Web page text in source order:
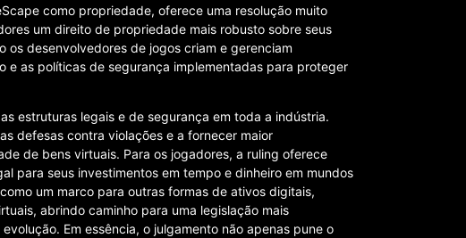
como propriedade, oferece uma resolução muito
um direito de propriedade mais robusto sobre seus
desenvolvedores de jogos criam e gerenciam
e as políticas de segurança implementadas para proteger
estruturas legais e de segurança em toda a indústria.
defesas contra violações e a fornecer maior
de bens virtuais. Para os jogadores, a ruling oferece
para seus investimentos em tempo e dinheiro em mundos
um marco para outras formas de ativos digitais,
abrindo caminho para uma legislação mais
Em essência, o julgamento não apenas pune o